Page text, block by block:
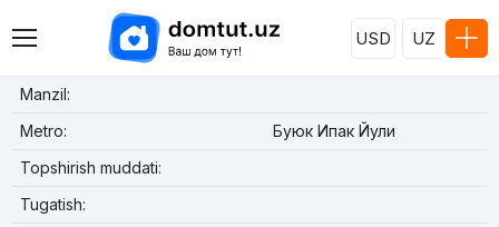
USD UZ
Manzil:
Metro:
Буюк Ипак Йули
Topshirish muddati:
Tugatish: